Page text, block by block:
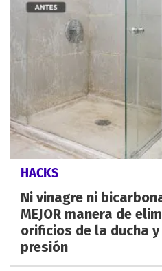
HACKS
Ni vinagre ni
MEJOR manera de
orificios de la ducha y
presión